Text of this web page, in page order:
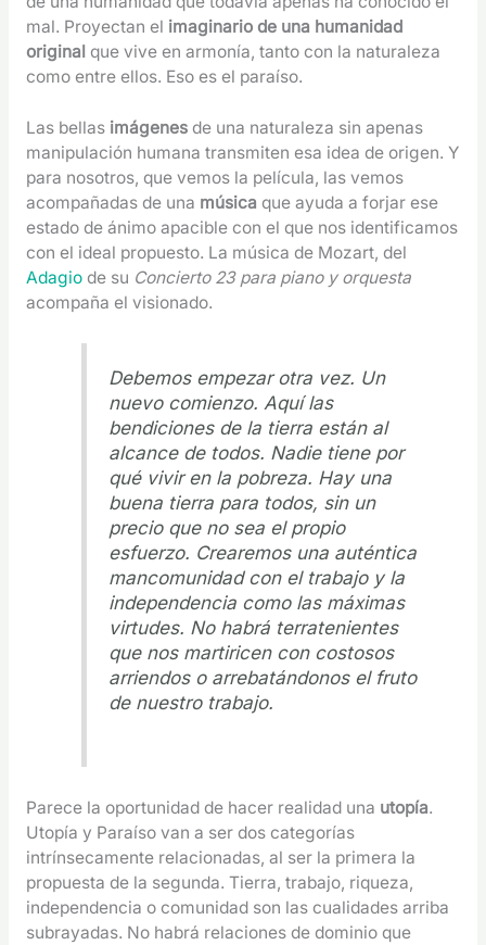
mal. Proyectan el imaginario de una humanidad
originalque vive en armonía, tanto con la naturaleza
como entre ellos. Eso es el paraíso.
Las bellas imágenes de una naturaleza sin apenas
manipulación humana transmiten esa idea de origen. Y
para nosotros, que vemos la película, las vemos
acompañadas de una música que ayuda a forjar ese
estado de ánimo apacible con el que nos identificamos
con el ideal propuesto. La música de Mozart, del
Adagio de su Concierto 23 para piano y orquesta
acompaña el visionado.
Debemos empezar otra vez. Un
nuevo comienzo. Aquí las
bendiciones de la tierra están al
alcance de todos. Nadie tiene por
qué vivir en la pobreza. Hay una
buena tierra para todos, sin un
precio que no sea el propio
esfuerzo. Crearemos una auténtica
mancomunidad con el trabajo y la
independencia como las máximas
virtudes. No habrá terratenientes
que nos martiricen con costosos
arriendos o arrebatándonos el fruto
de nuestro trabajo.
Parece la oportunidad de hacer realidad una utopía.
Utopía y Paraíso van a ser dos categorías
intrínsecamente relacionadas, al ser la primera la
propuesta de la segunda. Tierra, trabajo, riqueza,
independencia o comunidad son las cualidades arriba
subrayadas. No habrá relaciones de dominio que